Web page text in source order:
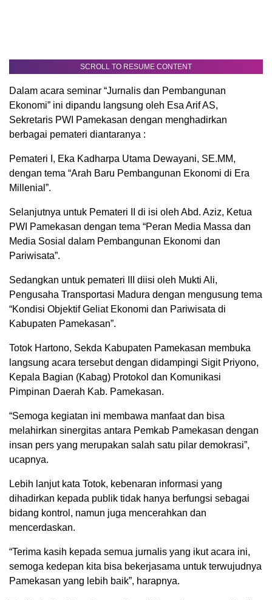
SCROLL TO RESUME CONTENT
Dalam acara seminar “Jurnalis dan Pembangunan
Ekonomi” ini dipandu langsung oleh Esa Arif AS,
Sekretaris PWI Pamekasan dengan menghadirkan
berbagai pemateri diantaranya :
Pemateri I, Eka Kadharpa Utama Dewayani, SE.MM,
dengan tema “Arah Baru Pembangunan Ekonomi di Era
Millenial”.
Selanjutnya untuk Pemateri II di isi oleh Abd. Aziz, Ketua
PWI Pamekasan dengan tema “Peran Media Massa dan
Media Sosial dalam Pembangunan Ekonomi dan
Pariwisata”.
Sedangkan untuk pemateri III diisi oleh Mukti Ali,
Pengusaha Transportasi Madura dengan mengusung tema
“Kondisi Objektif Geliat Ekonomi dan Pariwisata di
Kabupaten Pamekasan”.
Totok Hartono, Sekda Kabupaten Pamekasan membuka
langsung acara tersebut dengan didampingi Sigit Priyono,
Kepala Bagian (Kabag) Protokol dan Komunikasi
Pimpinan Daerah Kab. Pamekasan.
“Semoga kegiatan ini membawa manfaat dan bisa
melahirkan sinergitas antara Pemkab Pamekasan dengan
insan pers yang merupakan salah satu pilar demokrasi”,
ucapnya.
Lebih lanjut kata Totok, kebenaran informasi yang
dihadirkan kepada publik tidak hanya berfungsi sebagai
bidang kontrol, namun juga mencerahkan dan
mencerdaskan.
“Terima kasih kepada semua jurnalis yang ikut acara ini,
semoga kedepan kita bisa bekerjasama untuk terwujudnya
Pamekasan yang lebih baik”, harapnya.